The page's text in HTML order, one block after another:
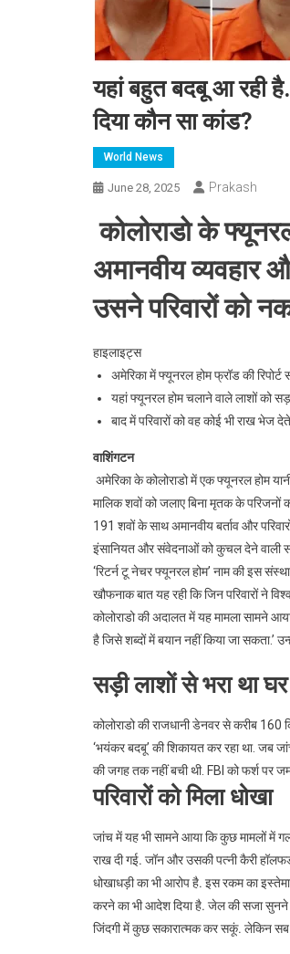
यहां बहुत बदबू आ रही
दिया कौन सा कांड?
World News
June 28, 2025 Prakash
कोलोराडो के
अमानवीय व्यवहार
उसने परिवारों को
हाइलाइट्स
अमेरिका में फ्यूनरल होम फ्रॉड की
यहां फ्यूनरल होम चलाने वाले लाशों को
बाद में परिवारों को वह कोई भी राख भेज
वाशिंगटन
अमेरिका के कोलोराडो में एक फ्यूनरल होम
मालिक शवों को जलाए बिना मृतक के
191 शवों के साथ अमानवीय बर्ताव और
इंसानियत और संवेदनाओं को कुचल देने वाली
‘रिटर्न टू नेचर फ्यूनरल होम’ नाम की इस
खौफनाक बात यह रही कि जिन परिवारों ने
कोलोराडो की अदालत में यह मामला सामने
है जिसे शब्दों में बयान नहीं किया जा सकता.’
सड़ी लाशों से भरा था घर
कोलोराडो की राजधानी डेनवर से करीब
‘भयंकर बदबू’ की शिकायत कर रहा था. जब
की जगह तक नहीं बची थी. FBI को फर्श पर
परिवारों को मिला धोखा
जांच में यह भी सामने आया कि कुछ मामलों में
राख दी गई. जॉन और उसकी पत्नी कैरी
धोखाधड़ी का भी आरोप है. इस रकम का
करने का भी आदेश दिया है. जेल की सजा सुनने
जिंदगी में कुछ सकारात्मक कर सकूं. लेकिन सब